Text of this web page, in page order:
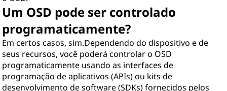
Um OSD pode ser controlado
programaticamente?
Em certos casos, sim.Dependendo do dispositivo e de
seus recursos, você poderá controlar o OSD
programaticamente usando as interfaces de
programação de aplicativos (APIs) ou kits de
desenvolvimento de software (SDKs) fornecidos pelos